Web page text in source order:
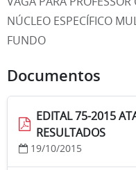
NÚCLEO ESPECÍFICO
FUNDO
Documentos
EDITAL 75-2015
RESULTADOS
19/10/2015